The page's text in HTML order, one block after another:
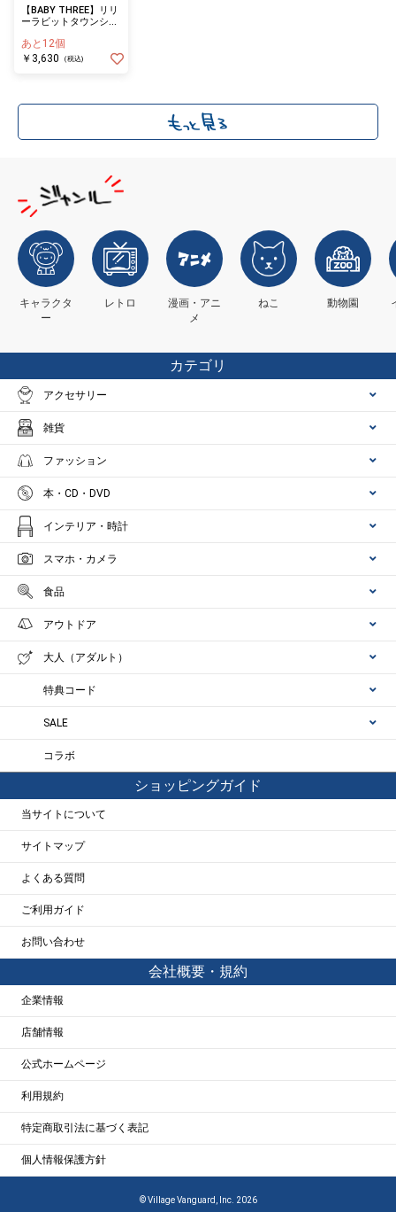
【BABY THREE】リリ
ーラビットタウンシリ
あと12個
￥3,630
(税込)
キャラクタ
ー
レトロ
漫画・アニ
メ
ねこ 動物園
カテゴリ
アクセサリー
雑貨
ファッション
本・CD・DVD
インテリア・時計
スマホ・カメラ
食品
アウトドア
大人（アダルト）
特典コード
SALE
コラボ
ショッピングガイド
当サイトについて
サイトマップ
よくある質問
ご利用ガイド
お問い合わせ
会社概要・規約
企業情報
店舗情報
公式ホームページ
利用規約
特定商取引法に基づく表記
個人情報保護方針
© Village Vanguard, Inc. 2026